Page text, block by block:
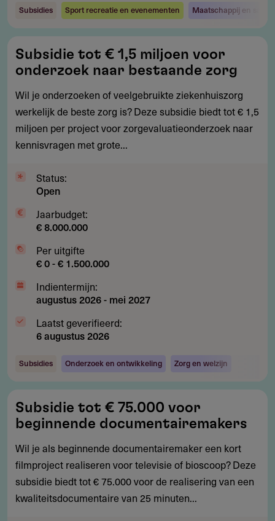
Subsidies Sport recreatie en evenementen Maatschappij en
tot
€
1,5
miljoen
voor
onderzoek
bestaande
Subsidie tot € 1,5 miljoen voor
onderzoek naar bestaande zorg
Wil je onderzoeken of veelgebruikte ziekenhuiszorg
werkelijk de beste zorg is? Deze subsidie biedt tot € 1,5
miljoen per project voor zorgevaluatieonderzoek naar
kennisvragen met grote...
Status:
Open
Jaarbudget:
€ 8.000.000
Per uitgifte
€ 0 - € 1.500.000
Indientermijn:
augustus 2026- mei 2027
Laatst geverifieerd:
6 augustus 2026
Subsidies Onderzoek en ontwikkeling Zorg en welzijn
tot
€
75.000
voor
beginnende
documentairemakers
Subsidie tot € 75.000 voor
beginnende documentairemakers
Wil je als beginnende documentairemaker een kort
filmproject realiseren voor televisie of bioscoop? Deze
subsidie biedt tot € 75.000 voor de realisering van een
kwaliteitsdocumentaire van 25 minuten...